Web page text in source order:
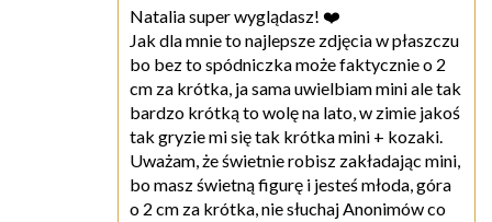
Natalia super wyglądasz! ❤️
Jak dla mnie to najlepsze zdjęcia w płaszczu
bo bez to spódniczka może faktycznie o 2
cm za krótka, ja sama uwielbiam mini ale tak
bardzo krótką to wolę na lato, w zimie jakoś
tak gryzie mi się tak krótka mini + kozaki.
Uważam, że świetnie robisz zakładając mini,
bo masz świetną figurę i jesteś młoda, góra
o 2 cm za krótka, nie słuchaj Anonimów co